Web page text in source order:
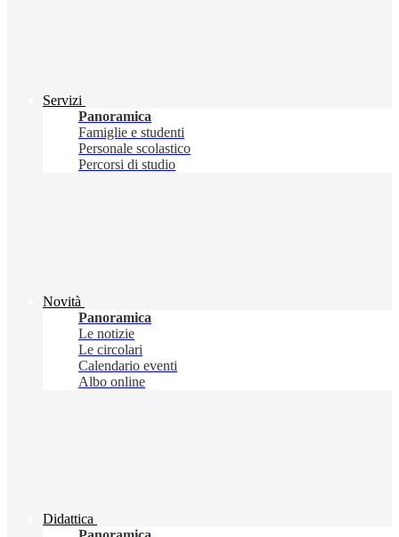
Servizi
Panoramica
Famiglie e studenti
Personale scolastico
Percorsi di studio
Novità
Panoramica
Le notizie
Le circolari
Calendario eventi
Albo online
Didattica